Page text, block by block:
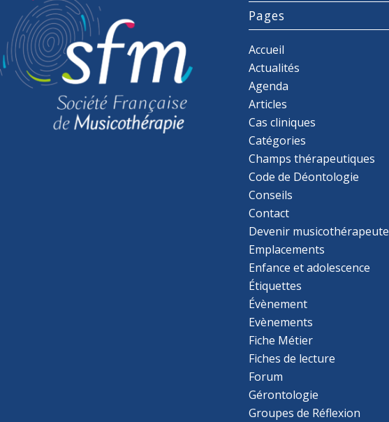
Pages
Accueil
Actualités
Agenda
Articles
Cas cliniques
Catégories
Champs thérapeutiques
Code de Déontologie
Conseils
Contact
Devenir musicothérapeute
Emplacements
Enfance et adolescence
Étiquettes
Évènement
Evènements
Fiche Métier
Fiches de lecture
Forum
Gérontologie
Groupes de Réflexion